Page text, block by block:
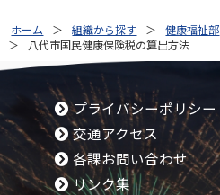
ホーム 組織から探す 健康福祉部
八代市国民健康保険税の算出方法
プライバシーポリシー
交通アクセス
各課お問い合わせ
リンク集